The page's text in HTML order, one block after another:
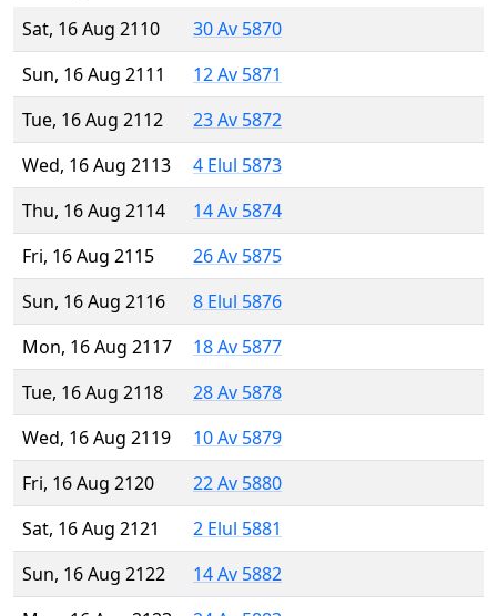
Sat, 16 Aug 2110
30 Av 5870
Sun, 16 Aug 2111
12 Av 5871
Tue, 16 Aug 2112
23 Av 5872
Wed, 16 Aug 2113
4 Elul 5873
Thu, 16 Aug 2114
14 Av 5874
Fri, 16 Aug 2115
26 Av 5875
Sun, 16 Aug 2116
8 Elul 5876
Mon, 16 Aug 2117
18 Av 5877
Tue, 16 Aug 2118
28 Av 5878
Wed, 16 Aug 2119
10 Av 5879
Fri, 16 Aug 2120
22 Av 5880
Sat, 16 Aug 2121
2 Elul 5881
Sun, 16 Aug 2122
14 Av 5882